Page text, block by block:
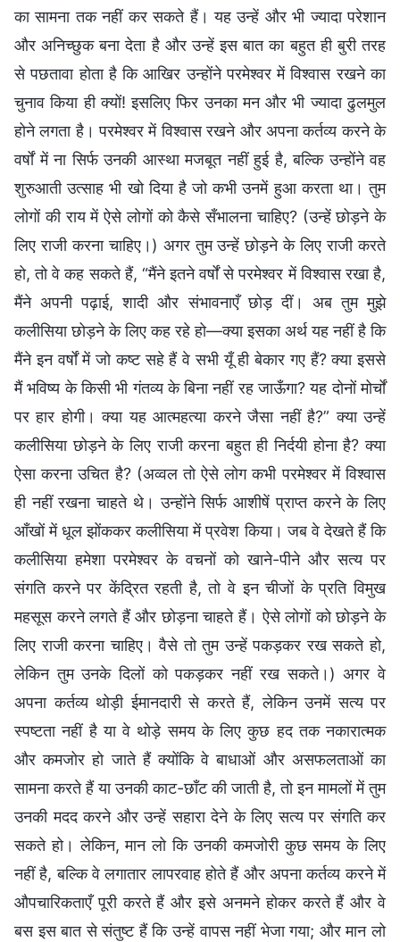
का सामना तक नहीं कर सकते हैं। यह उन्हें और भी ज्यादा परेशान
और अनिच्छुक बना देता है और उन्हें इस बात का बहुत ही बुरी तरह
से पछतावा होता है कि आखिर उन्होंने परमेश्वर में विश्वास रखने का
चुनाव किया ही क्यों! इसलिए फिर उनका मन और भी ज्यादा ढुलमुल
होने लगता है। परमेश्वर में विश्वास रखने और अपना कर्तव्य करने के
वर्षों में ना सिर्फ उनकी आस्था मजबूत नहीं हुई है, बल्कि उन्होंने वह
शुरुआती उत्साह भी खो दिया है जो कभी उनमें हुआ करता था। तुम
लोगों की राय में ऐसे लोगों को कैसे सँभालना चाहिए? (उन्हें छोड़ने के
लिए राजी करना चाहिए।) अगर तुम उन्हें छोड़ने के लिए राजी करते
हो, तो वे कह सकते हैं, “मैंने इतने वर्षों से परमेश्वर में विश्वास रखा है,
मैंने अपनी पढ़ाई, शादी और संभावनाएँ छोड़ दीं। अब तुम मुझे
कलीसिया छोड़ने के लिए कह रहे हो—क्या इसका अर्थ यह नहीं है कि
मैंने इन वर्षों में जो कष्ट सहे हैं वे सभी यूँ ही बेकार गए हैं? क्या इससे
मैं भविष्य के किसी भी गंतव्य के बिना नहीं रह जाऊँगा? यह दोनों मोर्चों
पर हार होगी। क्या यह आत्महत्या करने जैसा नहीं है?” क्या उन्हें
कलीसिया छोड़ने के लिए राजी करना बहुत ही निर्दयी होना है? क्या
ऐसा करना उचित है? (अव्वल तो ऐसे लोग कभी परमेश्वर में विश्वास
ही नहीं रखना चाहते थे। उन्होंने सिर्फ आशीषें प्राप्त करने के लिए
आँखों में धूल झोंककर कलीसिया में प्रवेश किया। जब वे देखते हैं कि
कलीसिया हमेशा परमेश्वर के वचनों को खाने-पीने और सत्य पर
संगति करने पर केंद्रित रहती है, तो वे इन चीजों के प्रति विमुख
महसूस करने लगते हैं और छोड़ना चाहते हैं। ऐसे लोगों को छोड़ने के
लिए राजी करना चाहिए। वैसे तो तुम उन्हें पकड़कर रख सकते हो,
लेकिन तुम उनके दिलों को पकड़कर नहीं रख सकते।) अगर वे
अपना कर्तव्य थोड़ी ईमानदारी से करते हैं, लेकिन उनमें सत्य पर
स्पष्टता नहीं है या वे थोड़े समय के लिए कुछ हद तक नकारात्मक
और कमजोर हो जाते हैं क्योंकि वे बाधाओं और असफलताओं का
सामना करते हैं या उनकी काट-छाँट की जाती है, तो इन मामलों में तुम
उनकी मदद करने और उन्हें सहारा देने के लिए सत्य पर संगति कर
सकते हो। लेकिन, मान लो कि उनकी कमजोरी कुछ समय के लिए
नहीं है, बल्कि वे लगातार लापरवाह होते हैं और अपना कर्तव्य करने में
औपचारिकताएँ पूरी करते हैं और इसे अनमने होकर करते हैं और वे
बस इस बात से संतुष्ट हैं कि उन्हें वापस नहीं भेजा गया; और मान लो